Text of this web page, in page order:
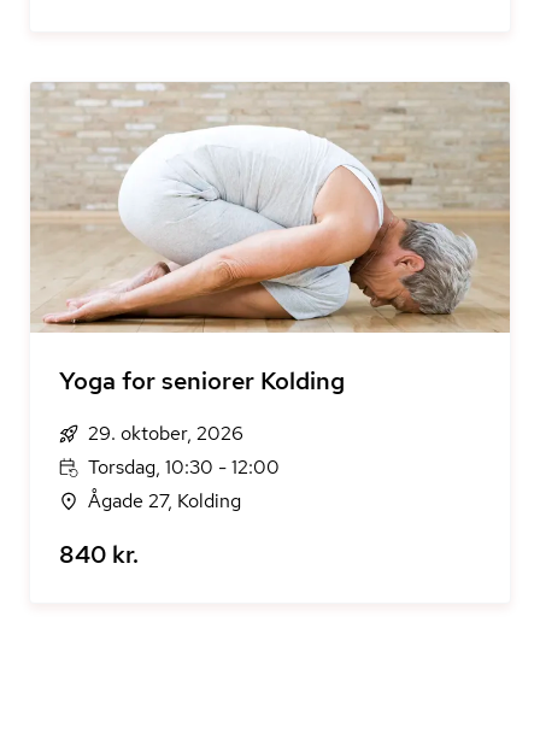
Yoga for seniorer Kolding
29. oktober, 2026
Torsdag, 10:30 - 12:00
Ågade 27, Kolding
840 kr.